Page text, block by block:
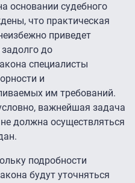
основании судебного
что практическая
приведет
до
специалисты
и
им требований.
важнейшая задача
должна осуществляться
подробности
будут уточняться